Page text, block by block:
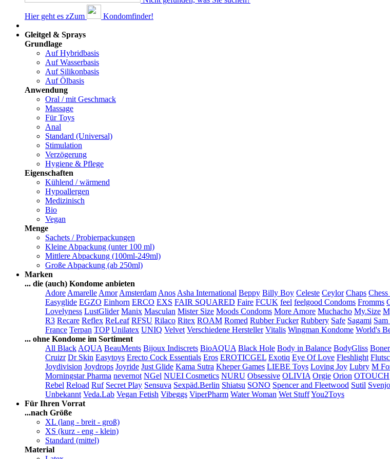
Hier geht es zZum
Kondomfinder!
Gleitgel & Sprays
Grundlage
Auf Hybridbasis
Auf Wasserbasis
Auf Silikonbasis
Auf Ölbasis
Anwendung
Oral / mit Geschmack
Massage
Für Toys
Anal
Standard (Universal)
Stimulation
Verzögerung
Hygiene & Pflege
Eigenschaften
Kühlend / wärmend
Hypoallergen
Medizinisch
Bio
Vegan
Menge
Sachets / Probierpackungen
Kleine Abpackung (unter 100 ml)
Mittlere Abpackung (100ml-249ml)
Große Abpackung (ab 250ml)
Marken
... die (auch) Kondome anbieten
Adore Amarelle Amor Amsterdam Anos Asha International Beppy Billy Boy Celeste Ceylor Chaps
Easyglide EGZO Einhorn ERCO EXS FAIR SQUARED Faire FCUK feel feelgood Condoms Fromms
Lovelyness LustGlider Manix Masculan Mister Size Moods Condoms More Amore Muchacho My.Size
R3 Recare Reflex ReLeaf RFSU Rilaco Ritex ROAM Romed Rubber Fucker Rubbery Safe Sagami
France Terpan TOP Unilatex UNIQ Velvet Verschiedene Hersteller Vitalis Wingman Kondome World's
... ohne Kondome im Sortiment
All Black AQUA BeauMents Bijoux Indiscrets BioAQUA Black Hole Body in Balance BodyGliss
Cruizr Dr Skin Easytoys Erecto Cock Essentials Eros EROTICGEL Exotiq Eye Of Love Fleshlight
Joydivision Joydrops Joyride Just Glide Kama Sutra Kheper Games LIEBE Toys Loving Joy Lubry M
Morningstar Pharma nevernot NGel NUEI Cosmetics NURU Obsessive OLIVIA Orgie Orion OTOUCH
Rebel Reload Ruf Secret Play Sensuva Sexpäd.Berlin Shiatsu SONO Spencer and Fleetwood Sutil
Unbekannt Veda.Lab Vegan Fetish Vibeggs ViperPharm Water Woman Wet StuffYou2Toys
Für Ihren Vorrat
...nach Größe
XL (lang - breit - groß)
XS (kurz - eng - klein)
Standard (mittel)
Material